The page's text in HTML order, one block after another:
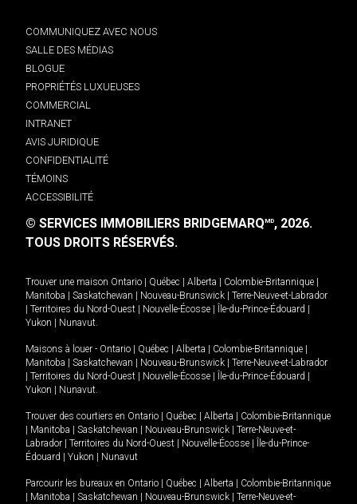
COMMUNIQUEZ AVEC NOUS
SALLE DES MÉDIAS
BLOGUE
PROPRIÉTÉS LUXUEUSES
COMMERCIAL
INTRANET
AVIS JURIDIQUE
CONFIDENTIALITÉ
TÉMOINS
ACCESSIBILITÉ
© SERVICES IMMOBILIERS BRIDGEMARQMD, 2026.
TOUS DROITS RÉSERVÉS.
Trouver une maison Ontario Québec Alberta Colombie-Britannique
Manitoba
Saskatchewan Nouveau-Brunswick
Terre-Neuve-et-Labrador
Territoires du Nord-Ouest Nouvelle-Écosse Île-du-Prince-Édouard
Yukon
Nunavut.
Maisons à louer - Ontario Québec Alberta Colombie-Britannique
Manitoba
Saskatchewan Nouveau-Brunswick
Terre-Neuve-et-Labrador
Territoires du Nord-Ouest Nouvelle-Écosse Île-du-Prince-Édouard
Yukon
Nunavut.
Trouver des courtiers en Ontario Québec Alberta
Colombie-Britannique
Manitoba Saskatchewan Nouveau-Brunswick
Terre-Neuve-et-
Labrador
Territoires du Nord-Ouest Nouvelle-Écosse
Île-du-Prince-
Édouard
Yukon Nunavut
Parcourir les bureaux en Ontario Québec Alberta
Colombie-Britannique
Manitoba Saskatchewan Nouveau-Brunswick
Terre-Neuve-et-